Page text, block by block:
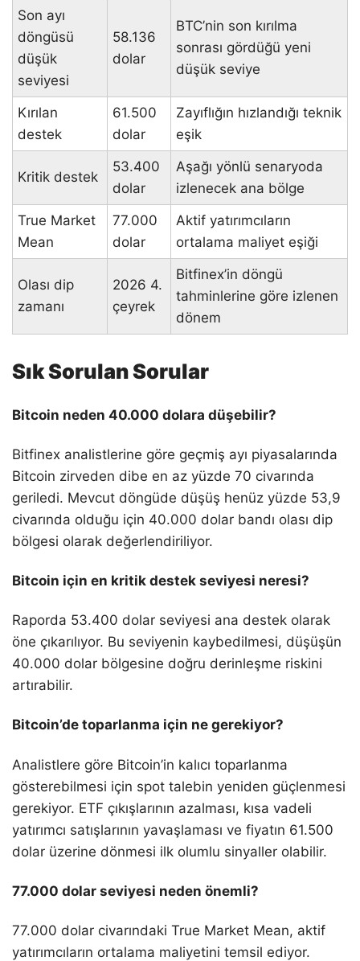
Son ayı
döngüsü
düşük
seviyesi
58.136
dolar
BTC’nin son kırılma
sonrası gördüğü yeni
düşük seviye
Kırılan
destek
61.500
dolar
Zayıflığın hızlandığı teknik
eşik
Kritik destek
53.400
dolar
Aşağı yönlü senaryoda
izlenecek ana bölge
True Market
Mean
77.000
dolar
Aktif yatırımcıların
ortalama maliyet eşiği
Olası dip
zamanı
2026 4.
çeyrek
Bitfinex’in döngü
tahminlerine göre izlenen
dönem
Sık Sorulan Sorular
Bitcoin neden 40.000 dolara düşebilir?
Bitfinex analistlerine göre geçmiş ayı piyasalarında
Bitcoin zirveden dibe en az yüzde 70 civarında
geriledi. Mevcut döngüde düşüş henüz yüzde 53,9
civarında olduğu için 40.000 dolar bandı olası dip
bölgesi olarak değerlendiriliyor.
Bitcoin için en kritik destek seviyesi neresi?
Raporda 53.400 dolar seviyesi ana destek olarak
öne çıkarılıyor. Bu seviyenin kaybedilmesi, düşüşün
40.000 dolar bölgesine doğru derinleşme riskini
artırabilir.
Bitcoin’de toparlanma için ne gerekiyor?
Analistlere göre Bitcoin’in kalıcı toparlanma
gösterebilmesi için spot talebin yeniden güçlenmesi
gerekiyor. ETF çıkışlarının azalması, kısa vadeli
yatırımcı satışlarının yavaşlaması ve fiyatın 61.500
dolar üzerine dönmesi ilk olumlu sinyaller olabilir.
77.000 dolar seviyesi neden önemli?
77.000 dolar civarındaki True Market Mean, aktif
yatırımcıların ortalama maliyetini temsil ediyor.